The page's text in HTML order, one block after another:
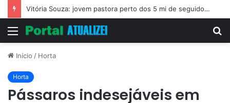
Vitória Souza: jovem pastora perto dos 5 mi de seguidores na web
Menu
Início / Horta
Horta
Pássaros indesejáveis em